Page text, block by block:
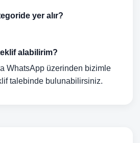
yer alır?
alabilirim?
WhatsApp üzerinden bizimle
talebinde bulunabilirsiniz.